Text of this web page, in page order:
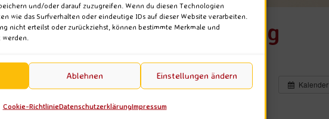
und/oder darauf zuzugreifen. Wenn du diesen Technologien
wie das Surfverhalten oder eindeutige IDs auf dieser Website verarbeiten.
nicht erteilst oder zurückziehst, können bestimmte Merkmale und
Ablehnen Einstellungen ändern
Cookie-RichtlinieDatenschutzerklärungImpressum
indischer Art · Satsang
Kalender
um 16:30 – 20:15
10 in 34117 Kassel